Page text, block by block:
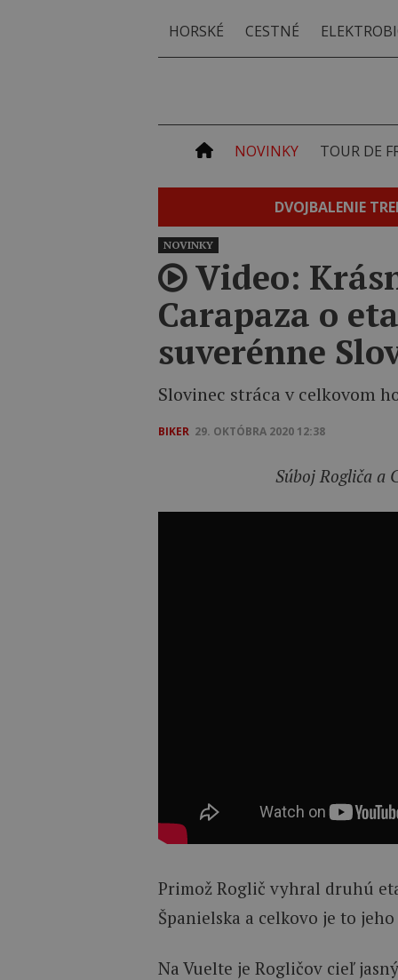
HORSKÉ CESTNÉ
NOVINKY TOUR DE
DVOJBALENIE
NOVINKY
Video:
Carapaza o
suverénne
Slovinec stráca v celkovom
BIKER 29. OKTÓBRA 2020 12:38
Súboj Rogliča a
Primož Roglič vyhral druhú
Španielska a celkovo je to
Na Vuelte je Rogličov cieľ